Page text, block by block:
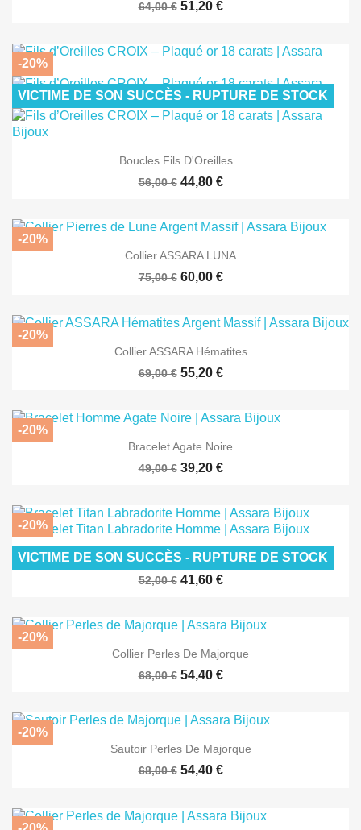
64,00 € 51,20 €
Boucles Fils D'Oreilles...
56,00 € 44,80 €
-20%
VICTIME DE SON SUCCÈS - RUPTURE DE STOCK
Collier ASSARA LUNA
75,00 € 60,00 €
-20%
Collier ASSARA Hématites
69,00 € 55,20 €
-20%
Bracelet Agate Noire
49,00 € 39,20 €
-20%
Bracelet TITAN Labradorite
52,00 € 41,60 €
-20%
VICTIME DE SON SUCCÈS - RUPTURE DE STOCK
Collier Perles De Majorque
68,00 € 54,40 €
-20%
Sautoir Perles De Majorque
68,00 € 54,40 €
-20%